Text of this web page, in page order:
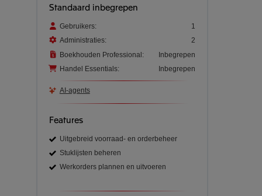
Standaard inbegrepen
Gebruikers:
1
Administraties:
2
Boekhouden Professional:
Inbegrepen
Handel Essentials:
Inbegrepen
AI-agents
Features
Uitgebreid voorraad- en orderbeheer
Stuklijsten beheren
Werkorders plannen en uitvoeren